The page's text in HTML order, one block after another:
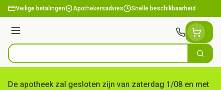
Ga naar de inhoud
Veilige betalingen Apothekersadvies Snelle beschikbaarheid
Menu
Product, merk, categorie... Zoek
De apotheek zal gesloten zijn van zaterdag 1/08 en met